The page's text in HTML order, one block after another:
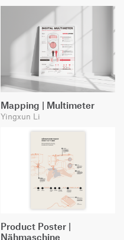
Mapping | Multimeter
Yingxun Li
Product Poster |
Nähmaschine